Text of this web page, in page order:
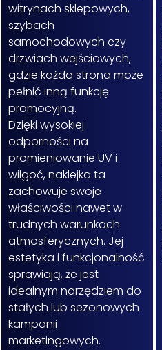
witrynach sklepowych,
szybach
samochodowych czy
drzwiach wejściowych,
gdzie każda strona może
pełnić inną funkcję
promocyjną.
Dzięki wysokiej
odporności na
promieniowanie UV i
wilgoć, naklejka ta
zachowuje swoje
właściwości nawet w
trudnych warunkach
atmosferycznych. Jej
estetyka i funkcjonalność
sprawiają, że jest
idealnym narzędziem do
stałych lub sezonowych
kampanii
marketingowych.